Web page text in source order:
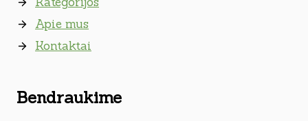
Apie mus
Kontaktai
Bendraukime